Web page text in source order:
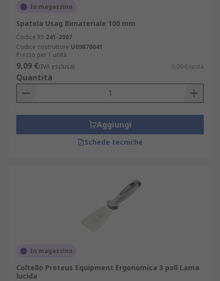
In magazzino
Spatola Usag Bimateriale 100 mm
Codice RS 241-2007
Codice costruttore U09870041
Prezzo per 1 unità
9,09 €(IVA esclusa) 9,09 €/unità
Quantità
Aggiungi
Schede tecniche
In magazzino
Coltello Proteus Equipment Ergonomica 3 poll Lama
lucida